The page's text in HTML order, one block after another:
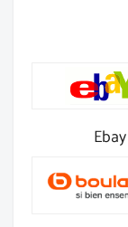
Ebay